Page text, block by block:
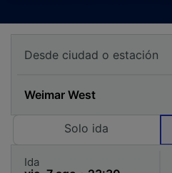
Solo ida
Ida